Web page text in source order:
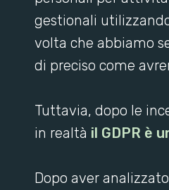
gestionali
volta che abbiamo
di preciso come
Tuttavia, dopo le
in realtà il GDPR è
Dopo aver